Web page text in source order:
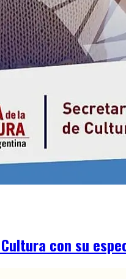
con su